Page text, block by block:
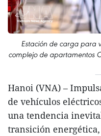
Estación de carga para
complejo de apartamentos
Hanoi (VNA) –
de vehículos
una tendencia
transición